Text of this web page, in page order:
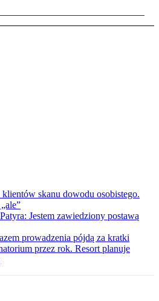
skanu dowodu osobistego.
Jestem zawiedziony postawą
prowadzenia pójdą za kratki
przez rok. Resort planuje